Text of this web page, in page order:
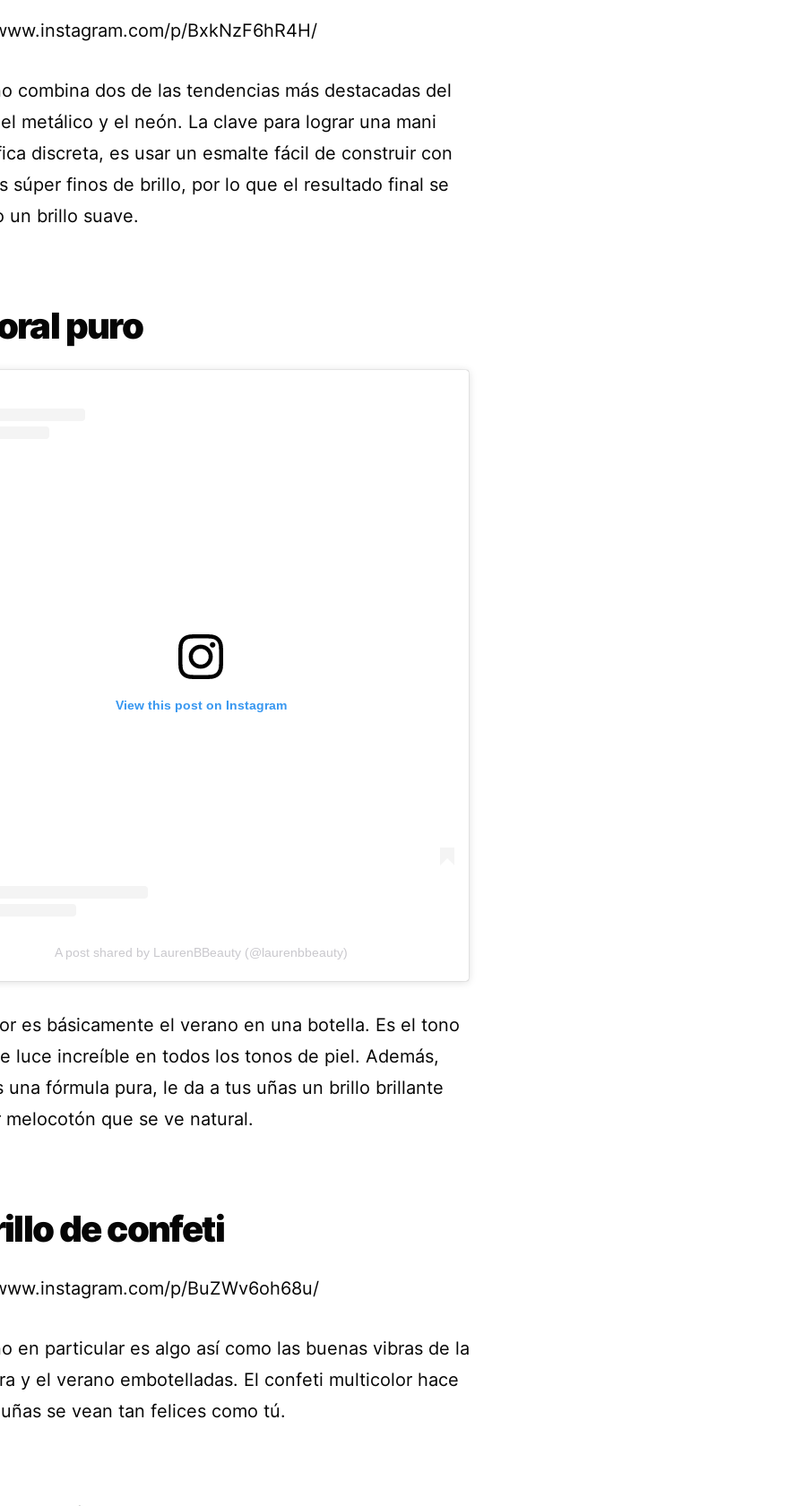
p/BxkNzF6hR4H/
combina dos de las tendencias más destacadas del
metálico y el neón. La clave para lograr una mani
discreta, es usar un esmalte fácil de construir con
súper finos de brillo, por lo que el resultado final se
un brillo suave.
puro
View this post on Instagram
A post shared by LaurenBBeauty (@laurenbbeauty)
es básicamente el verano en una botella. Es el tono
luce increíble en todos los tonos de piel. Además,
una fórmula pura, le da a tus uñas un brillo brillante
melocotón que se ve natural.
de confeti
p/BuZWv6oh68u/
en particular es algo así como las buenas vibras de la
y el verano embotelladas. El confeti multicolor hace
se vean tan felices como tú.